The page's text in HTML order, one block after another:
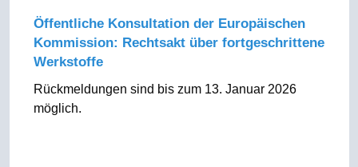
Öffentliche Konsultation der Europäischen
Kommission: Rechtsakt über fortgeschrittene
Werkstoffe
Rückmeldungen sind bis zum 13. Januar 2026
möglich.